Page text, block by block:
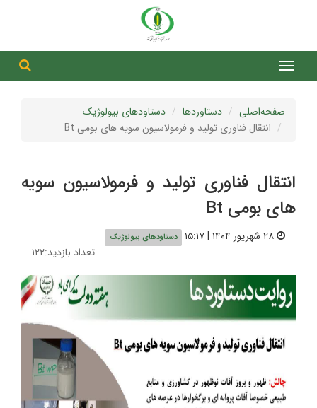
صفحه‌اصلی دستاوردها
دستاودهای بیولوژیک
انتقال فناوری تولید و فرمولاسیون سویه های بومی Bt
انتقال فناوری تولید و فرمولاسیون سویه
های بومی Bt
دستاودهای بیولوژیک
تعداد بازدید:۱۲۲